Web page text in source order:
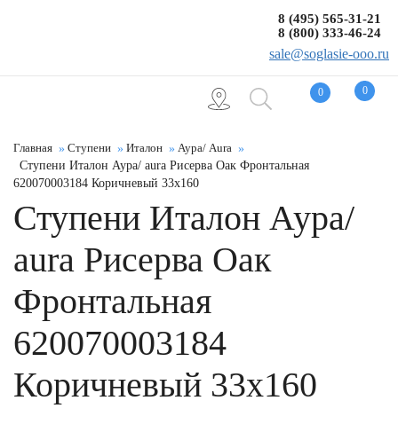
0 0
8 (495) 565-31-21
8 (800) 333-46-24
sale@soglasie-ooo.ru
Главная Ступени Италон
Аура/ Aura
Ступени Италон Аура/ aura Рисерва Оак Фронтальная
620070003184 Коричневый 33x160
Ступени Италон Аура/
aura Рисерва Оак
Фронтальная
620070003184
Коричневый 33x160